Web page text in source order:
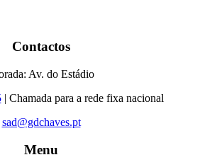
Contactos
Av. do Estádio
| Chamada para a rede fixa nacional
sad@gdchaves.pt
Menu